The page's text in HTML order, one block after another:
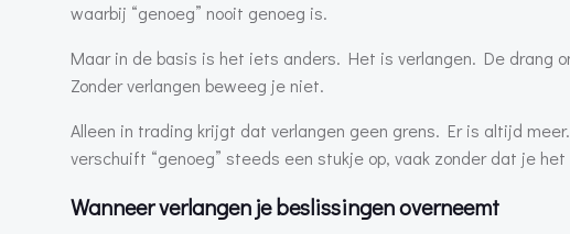
waarbij “genoeg” nooit genoeg is.
Maar in de basis is het iets anders. Het is verlangen. De drang
Zonder verlangen beweeg je niet.
Alleen in trading krijgt dat verlangen geen grens. Er is altijd
verschuift “genoeg” steeds een stukje op, vaak zonder dat je het
Wanneer verlangen je beslissingen overneemt